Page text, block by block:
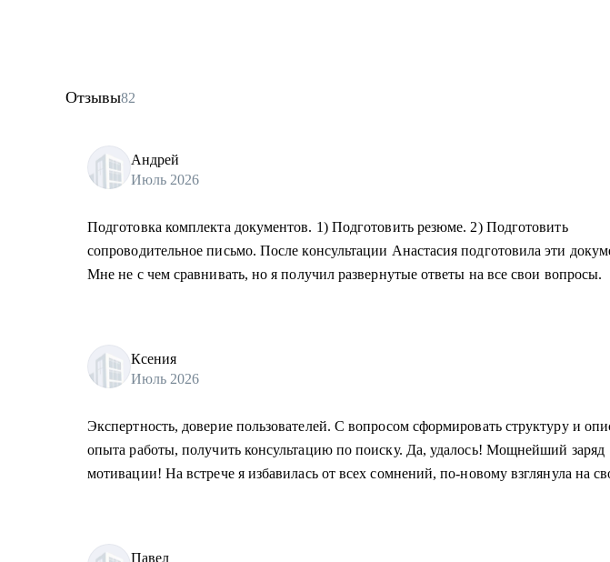
Отзывы82
Андрей
Июль 2026
Подготовка комплекта документов. 1) Подготовить резюме. 2) Подготовить
сопроводительное письмо. После консультации Анастасия подготовила эти
Мне не с чем сравнивать, но я получил развернутые ответы на все свои вопросы.
Ксения
Июль 2026
Экспертность, доверие пользователей. С вопросом сформировать структуру и
опыта работы, получить консультацию по поиску. Да, удалось! Мощнейший заряд
мотивации! На встрече я избавилась от всех сомнений, по-новому взглянула на
Павел